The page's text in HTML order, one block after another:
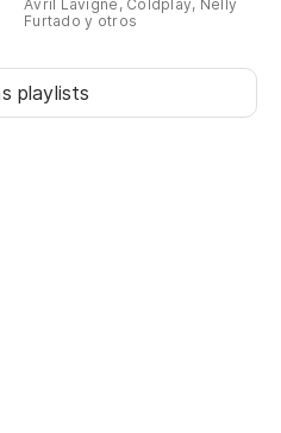
Avril Lavigne, Coldplay, Nelly
Furtado y otros
playlists